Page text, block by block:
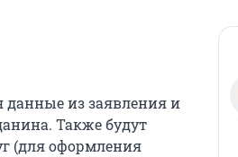
данные из заявления и
Также будут
(для оформления